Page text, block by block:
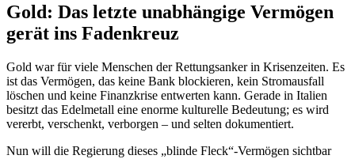
Gold: Das letzte unabhängige Vermögen
gerät ins Fadenkreuz
Gold war für viele Menschen der Rettungsanker in Krisenzeiten. Es
ist das Vermögen, das keine Bank blockieren, kein Stromausfall
löschen und keine Finanzkrise entwerten kann. Gerade in Italien
besitzt das Edelmetall eine enorme kulturelle Bedeutung; es wird
vererbt, verschenkt, verborgen – und selten dokumentiert.
Nun will die Regierung dieses „blinde Fleck“-Vermögen sichtbar